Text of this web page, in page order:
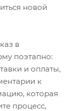
новой
в
поэтапно:
и оплаты,
к
которая
процесс,